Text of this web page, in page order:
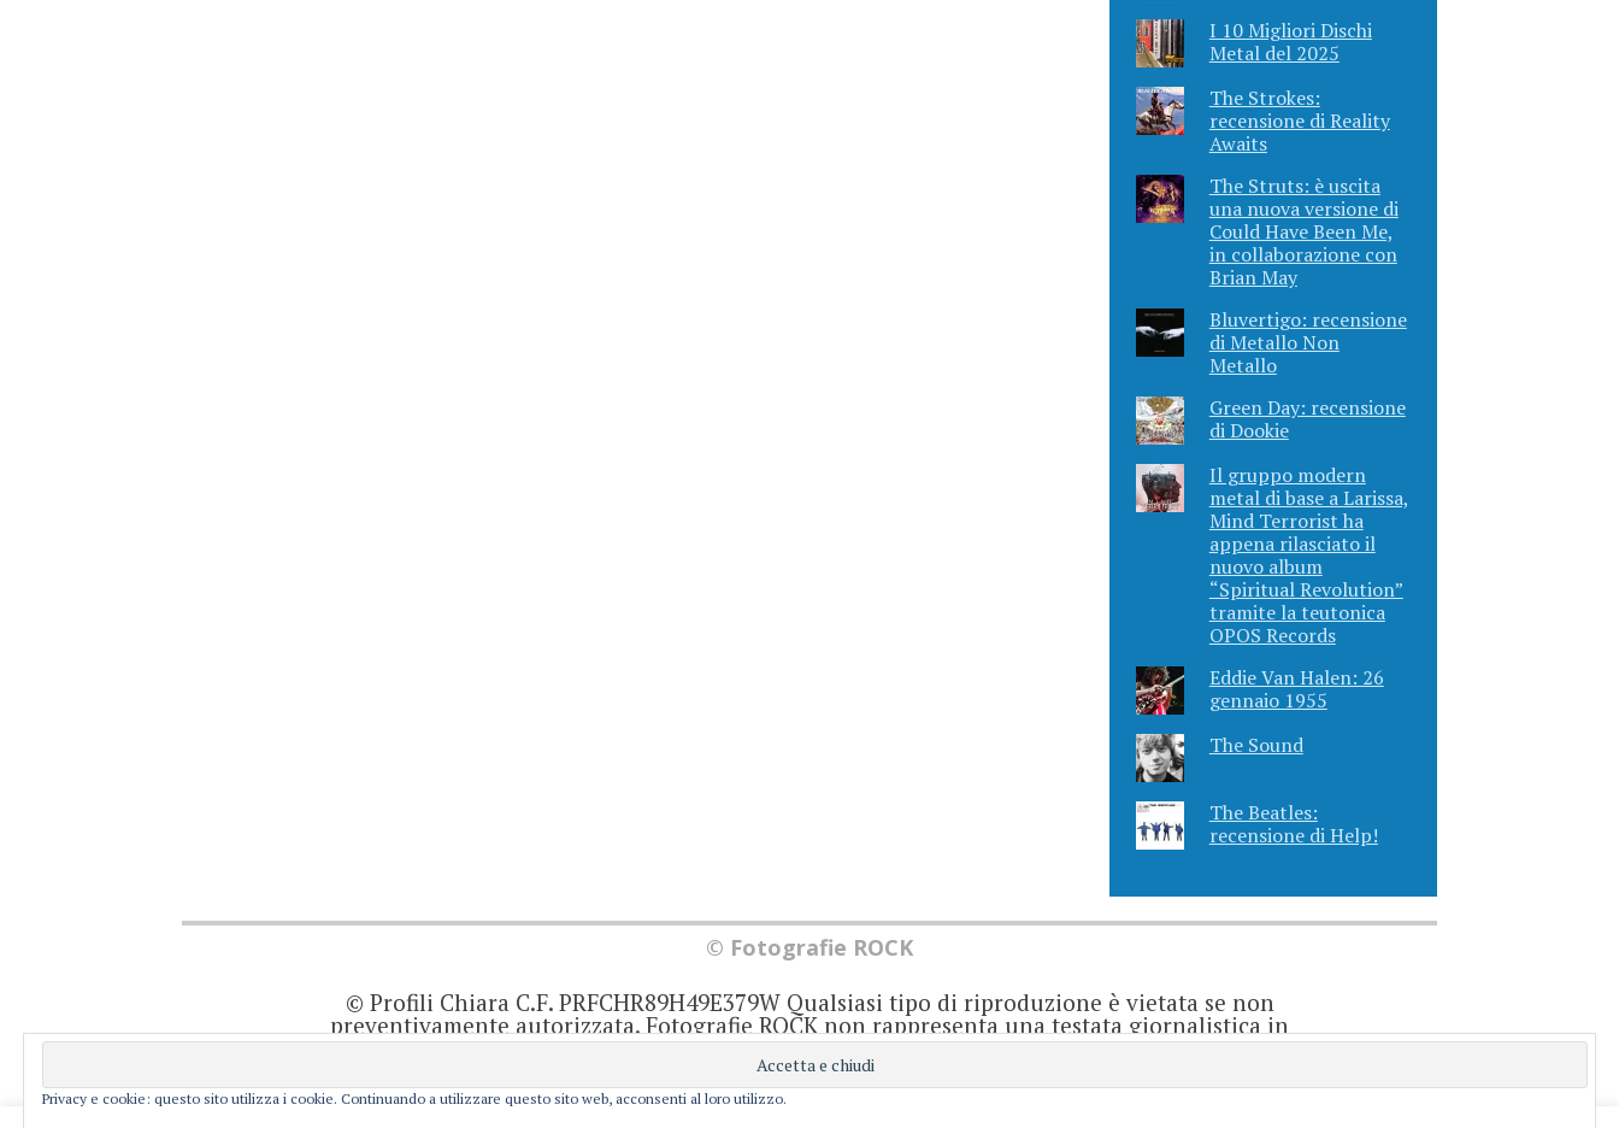
I 10 Migliori Dischi
Metal del 2025
The Strokes:
recensione di Reality
Awaits
The Struts: è uscita
una nuova versione di
Could Have Been Me,
in collaborazione con
Brian May
Bluvertigo: recensione
di Metallo Non
Metallo
Green Day: recensione
di Dookie
Il gruppo modern
metal di base a Larissa,
Mind Terrorist ha
appena rilasciato il
nuovo album
“Spiritual Revolution”
tramite la teutonica
OPOS Records
Eddie Van Halen: 26
gennaio 1955
The Sound
The Beatles:
recensione di Help!
© Fotografie ROCK
© Profili Chiara C.F. PRFCHR89H49E379W Qualsiasi tipo di riproduzione è vietata se non
preventivamente autorizzata. Fotografie ROCK non rappresenta una testata giornalistica in
quanto viene aggiornato senza alcuna periodicità. Non può pertanto considerarsi un
prodotto editoriale ai sensi della legge 62 del 7/3/2001. Ogni autore è direttamente
responsabile di ciò che scrive negli articoli e nei commenti.
Privacy e cookie: questo sito utilizza i cookie. Continuando a utilizzare questo sito web, acconsenti al loro utilizzo.